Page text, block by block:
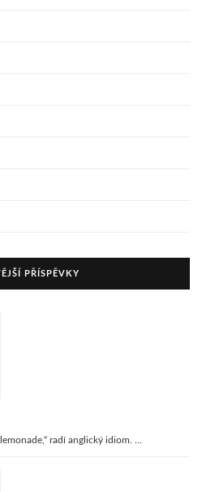
PŘÍSPĚVKY
radí anglický idiom. …